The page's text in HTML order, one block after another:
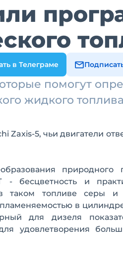
в Телеграме
помогут
жидкого
Zaxis-5, чьи двигатели
- бесцветность и
в таком топливе серы и
в
для дизеля
удовлетворения